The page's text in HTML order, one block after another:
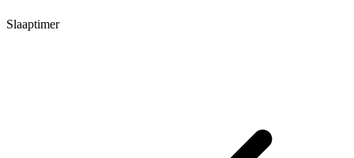
Slaaptimer